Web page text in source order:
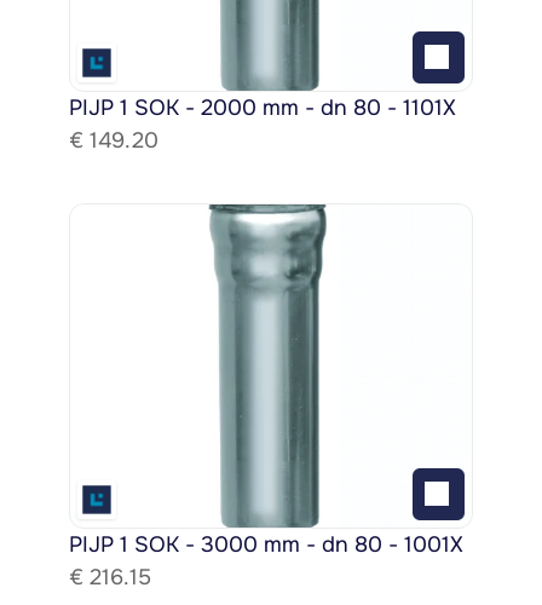
PIJP 1 SOK - 2000 mm - dn 80 - 1101X
€ 149.20
PIJP 1 SOK - 3000 mm - dn 80 - 1001X
€ 216.15